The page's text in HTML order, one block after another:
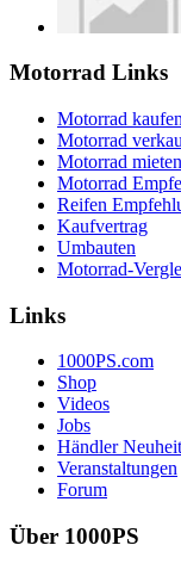
Motorrad Links
Motorrad kaufen
Motorrad
Motorrad mieten
Motorrad
Reifen
Kaufvertrag
Umbauten
Motorrad-
Links
1000PS.com
Shop
Videos
Jobs
Händler
Veranstaltungen
Forum
Über 1000PS